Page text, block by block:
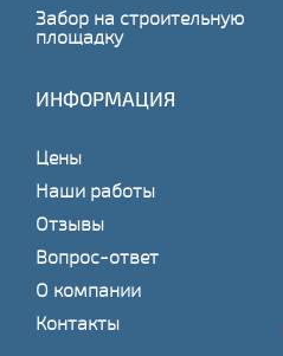
Забор на строительную
площадку
ИНФОРМАЦИЯ
Цены
Наши работы
Отзывы
Вопрос-ответ
О компании
Контакты